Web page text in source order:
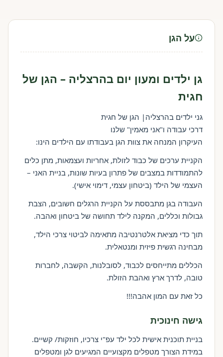
על הגן
גן ילדים ומעון יום בהרצליה – הגן של
חגית
גני ילדים בהרצליה| הגן של חגית
דרכי עבודה ו"אני מאמין" שלנו
העיקרון המנחה את צוות הגן בעבודתו עם הילדים הינו:
הקניית ערכים של כבוד לזולת, אחריות ועצמאות, מתן כלים
להתמודדות במצבים של פתרון בעיות שונות, בניית האני –
העצמי של הילד (ביטחון עצמי, דימוי אישי).
העבודה בגן מתבססת על הקניית הרגלים חשובים, הצבת
גבולות וכללים, המקנה לילד תחושה של ביטחון ואהבה.
תוך כדי מציאת אלטרנטיבה מתאימה לביטוי צרכי הילד,
מבחינה רגשית פיזית ומנטאלית.
הכללים מתייחסים לכבוד, לסובלנות, הקשבה, לחברות
טובה, לדרך ארץ ואהבת הזולת.
כל זאת עם המון אהבה!!!
גישה חינוכית
בניית תוכנית אישית לכל ילד עפ"י צרכיו, חוזקות/ קשיים.
במידת הצורך מטפלים מקצועיים המגיעים לגן ומטפלים